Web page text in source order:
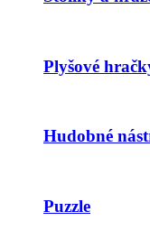
Plyšové
Hudobné
Puzzle